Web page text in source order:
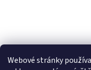
Webové stránky